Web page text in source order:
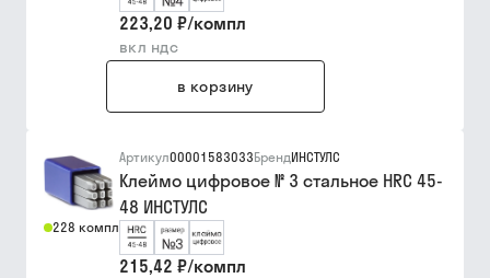
223,20 ₽/компл
вкл ндс
в корзину
228 компл
Артикул00001583033БрендИНСТУЛС
Клеймо цифровое № 3 стальное HRC 45-
48 ИНСТУЛС
215,42 ₽/компл